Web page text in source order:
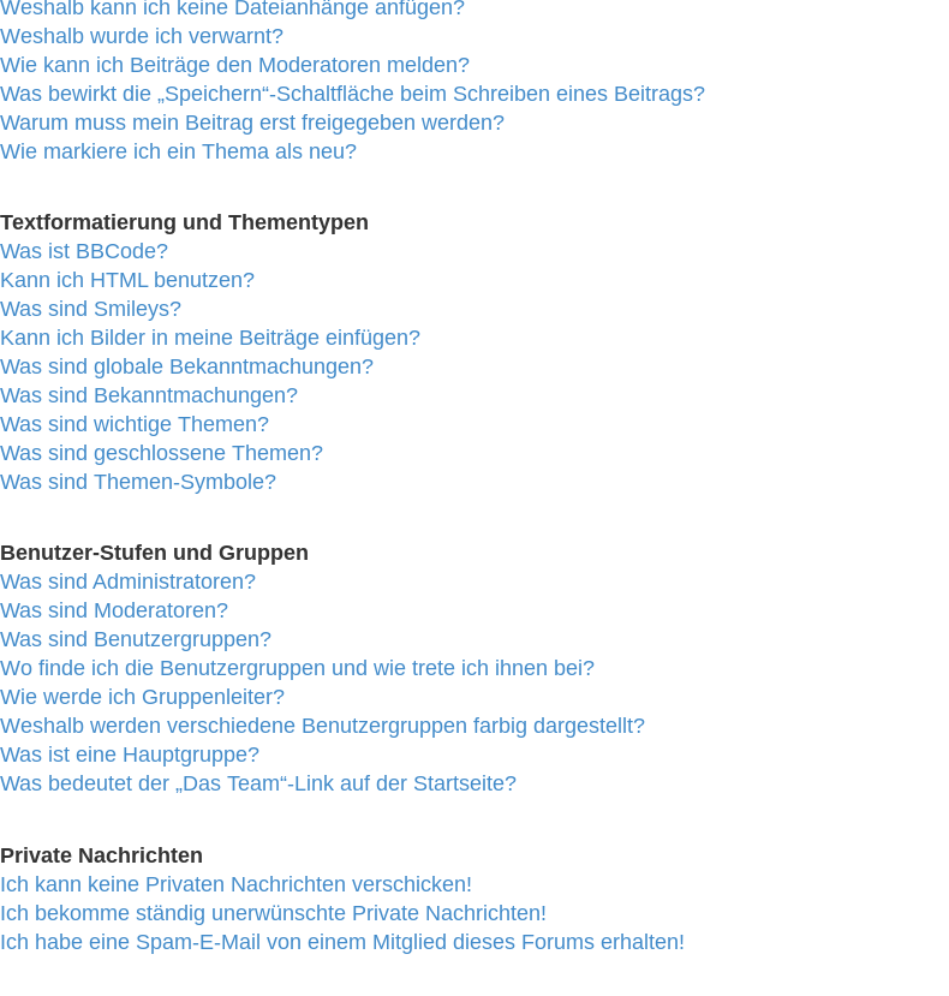
Weshalb kann ich keine Dateianhänge anfügen?
Weshalb wurde ich verwarnt?
Wie kann ich Beiträge den Moderatoren melden?
Was bewirkt die „Speichern“-Schaltfläche beim Schreiben eines Beitrags?
Warum muss mein Beitrag erst freigegeben werden?
Wie markiere ich ein Thema als neu?
Textformatierung und Thementypen
Was ist BBCode?
Kann ich HTML benutzen?
Was sind Smileys?
Kann ich Bilder in meine Beiträge einfügen?
Was sind globale Bekanntmachungen?
Was sind Bekanntmachungen?
Was sind wichtige Themen?
Was sind geschlossene Themen?
Was sind Themen-Symbole?
Benutzer-Stufen und Gruppen
Was sind Administratoren?
Was sind Moderatoren?
Was sind Benutzergruppen?
Wo finde ich die Benutzergruppen und wie trete ich ihnen bei?
Wie werde ich Gruppenleiter?
Weshalb werden verschiedene Benutzergruppen farbig dargestellt?
Was ist eine Hauptgruppe?
Was bedeutet der „Das Team“-Link auf der Startseite?
Private Nachrichten
Ich kann keine Privaten Nachrichten verschicken!
Ich bekomme ständig unerwünschte Private Nachrichten!
Ich habe eine Spam-E-Mail von einem Mitglied dieses Forums erhalten!